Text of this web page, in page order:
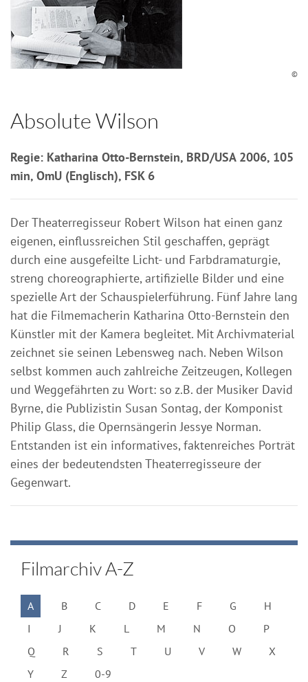
©
Absolute Wilson
Regie: Katharina Otto-Bernstein, BRD/USA 2006, 105
min, OmU (Englisch), FSK 6
Der Theaterregisseur Robert Wilson hat einen ganz
eigenen, einflussreichen Stil geschaffen, geprägt
durch eine ausgefeilte Licht- und Farbdramaturgie,
streng choreographierte, artifizielle Bilder und eine
spezielle Art der Schauspielerführung. Fünf Jahre lang
hat die Filmemacherin Katharina Otto-Bernstein den
Künstler mit der Kamera begleitet. Mit Archivmaterial
zeichnet sie seinen Lebensweg nach. Neben Wilson
selbst kommen auch zahlreiche Zeitzeugen, Kollegen
und Weggefährten zu Wort: so z.B. der Musiker David
Byrne, die Publizistin Susan Sontag, der Komponist
Philip Glass, die Opernsängerin Jessye Norman.
Entstanden ist ein informatives, faktenreiches Porträt
eines der bedeutendsten Theaterregisseure der
Gegenwart.
Filmarchiv A-Z
A B C D E F G
H
I
J K L M N O
P
Q
R S T U V W
X
Y
Z 0-9